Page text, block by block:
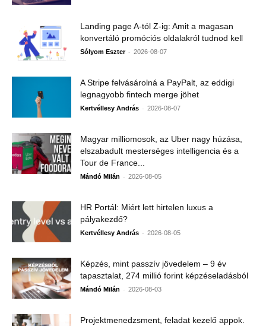
Landing page A-tól Z-ig: Amit a magasan
konvertáló promóciós oldalakról tudnod kell
Sólyom Eszter - 2026-08-07
A Stripe felvásárolná a PayPalt, az eddigi
legnagyobb fintech merge jöhet
Kertvéllesy András - 2026-08-07
Magyar milliomosok, az Uber nagy húzása,
elszabadult mesterséges intelligencia és a
Tour de France...
Mándó Milán - 2026-08-05
HR Portál: Miért lett hirtelen luxus a
pályakezdő?
Kertvéllesy András - 2026-08-05
Képzés, mint passzív jövedelem – 9 év
tapasztalat, 274 millió forint képzéseladásból
Mándó Milán - 2026-08-03
Projektmenedzsment, feladat kezelő appok.